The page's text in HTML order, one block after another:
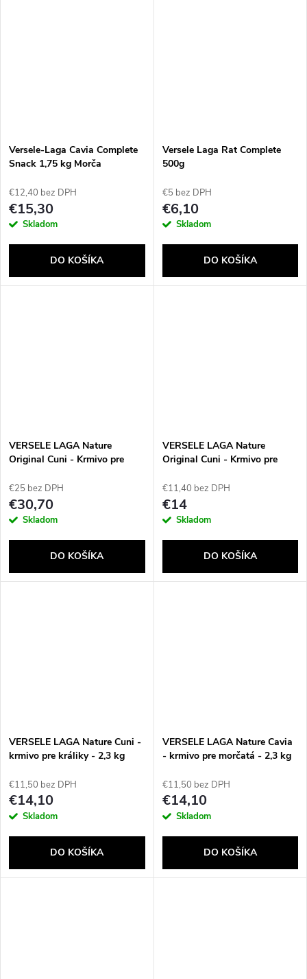
Versele-Laga Cavia Complete
Snack 1,75 kg Morča
€12,40 bez DPH
€15,30
Skladom
DO KOŠÍKA
Versele Laga Rat Complete
500g
€5 bez DPH
€6,10
Skladom
DO KOŠÍKA
VERSELE LAGA Nature
Original Cuni - Krmivo pre
€25 bez DPH
€30,70
Skladom
DO KOŠÍKA
VERSELE LAGA Nature
Original Cuni - Krmivo pre
€11,40 bez DPH
€14
Skladom
DO KOŠÍKA
VERSELE LAGA Nature Cuni -
krmivo pre králiky - 2,3 kg
€11,50 bez DPH
€14,10
Skladom
DO KOŠÍKA
VERSELE LAGA Nature Cavia
- krmivo pre morčatá - 2,3 kg
€11,50 bez DPH
€14,10
Skladom
DO KOŠÍKA